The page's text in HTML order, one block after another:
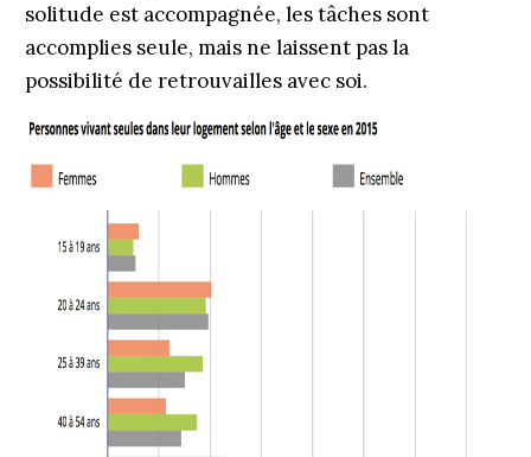
solitude est accompagnée, les tâches sont
accomplies seule, mais ne laissent pas la
possibilité de retrouvailles avec soi.